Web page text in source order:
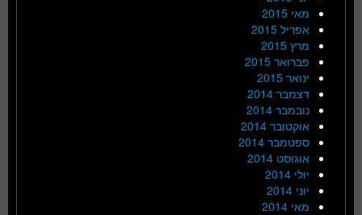
מאי 2015
אפריל 2015
מרץ 2015
פברואר 2015
ינואר 2015
דצמבר 2014
נובמבר 2014
אוקטובר 2014
ספטמבר 2014
אוגוסט 2014
יולי 2014
יוני 2014
מאי 2014